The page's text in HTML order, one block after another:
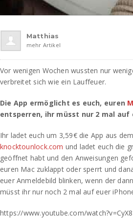
Matthias
mehr Artikel
Vor wenigen Wochen wussten nur
verbreitet sich wie ein Lauffeuer.
Die App ermöglicht es euch, euren
entsperren, ihr müsst nur 2 mal auf
Ihr ladet euch um 3,59€ die App aus
knocktounlock.com und ladet euch die
geöffnet habt und den Anweisungen
euren Mac zuklappt oder sperrt und
euer Anmeldebild blinken, wenn der
müsst ihr nur noch 2 mal auf euer
https://www.youtube.com/